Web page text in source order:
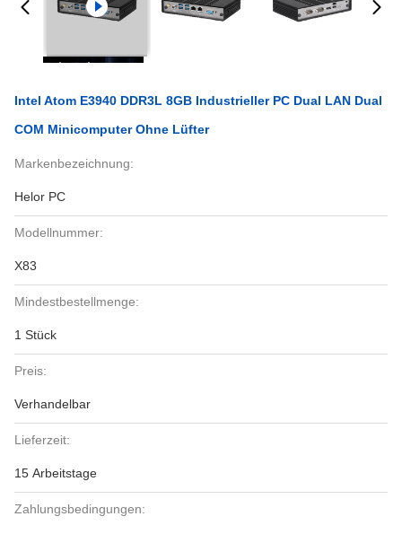
Intel Atom E3940 DDR3L 8GB Industrieller PC Dual LAN Dual
COM Minicomputer Ohne Lüfter
Markenbezeichnung:
Helor PC
Modellnummer:
X83
Mindestbestellmenge:
1 Stück
Preis:
Verhandelbar
Lieferzeit:
15 Arbeitstage
Zahlungsbedingungen: